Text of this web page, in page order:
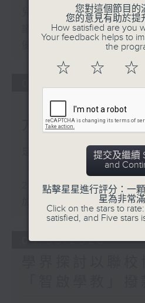
兒童罪成判囚22年
議員關注教科書價格
優化學校書簿津貼計劃
「Fun Coffee
方接獲225宗報
足本 Full (HKT
「Fun Coffee」投資
225宗報案
加強規管放債人首階
04/08/2026
您對這個節目的
您的意見有助於提
How satisfied are you
Your feedback helps to
the
☆ ☆ ☆
提交及繼續
and
點擊星星進行評分：一
星為非常
Click on the stars to
satisfied, and Five stars